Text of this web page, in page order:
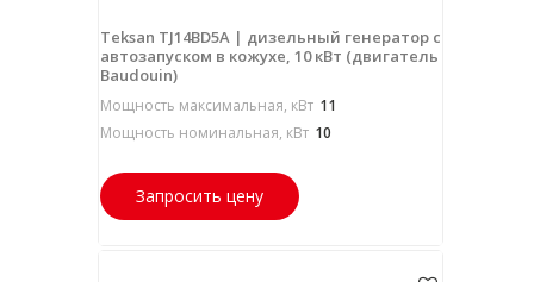
Teksan TJ14BD5A | дизельный генератор с
автозапуском в кожухе, 10 кВт (двигатель
Baudouin)
Мощность максимальная, кВт 11
Мощность номинальная, кВт 10
Запросить цену